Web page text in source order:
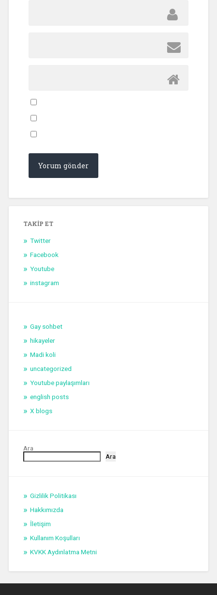
TAKIP ET
Twitter
Facebook
Youtube
instagram
Gay sohbet
hikayeler
Madi koli
uncategorized
Youtube paylaşımları
english posts
X blogs
Ara
Ara
Gizlilik Politikası
Hakkımızda
İletişim
Kullanım Koşulları
KVKK Aydınlatma Metni